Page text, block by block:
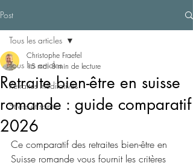
Post
Tous les articles
Retraites méditatives
Stress et santé
Tous les articles
Retraite bien-être en suisse
romande : guide comparatif
2026
Christophe Fraefel
15 mai 8 min de lecture
Ce comparatif des retraites bien-être en
Suisse romande vous fournit les critères